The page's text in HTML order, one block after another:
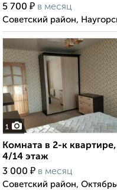
5 700 ₽ в месяц
Советский район,
1
Комната в 2-к
4/14 этаж
3 000 ₽ в месяц
Советский район,